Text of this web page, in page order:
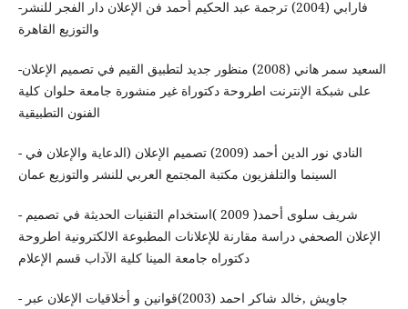
-فارابي (2004) ترجمة عبد الحكيم أحمد فن الإعلان دار الفجر للنشر
والتوزيع القاهرة
-‏ السعيد سمر هاني (2008) منظور جديد لتطبيق القيم في تصميم الإعلان
على شبكة الإنترنت اطروحة دكتوراة غير منشورة جامعة حلوان كلية
الفنون التطبيقية
- النادي نور الدين أحمد (2009) تصميم الإعلان (الدعاية والإعلان في
السينما والتلفزيون مكتبة المجتمع العربي للنشر والتوزيع عمان
- شريف سلوى أحمد( 2009 )استخدام التقنيات الحديثة في تصميم
الإعلان الصحفي دراسة مقارنة للإعلانات المطبوعة الالكترونية اطروحة
دكتوراه جامعة المينا كلية الآداب قسم الإعلام
- جاويش ,خالد شاكر احمد (2003)‏قوانين و أخلاقيات الإعلان عبر